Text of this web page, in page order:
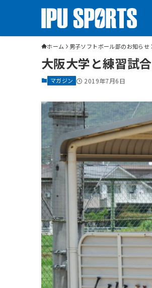
ホーム 男子ソフトボール部のお知らせ
大阪大学と練習試
マガジン 2019年7月6日